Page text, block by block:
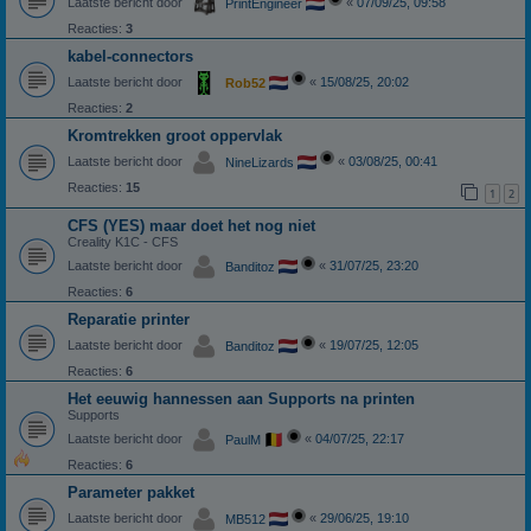
PrintEngineer
Reacties: 3
kabel-connectors
Laatste bericht door Rob52 « 15/08/25, 20:02
Reacties: 2
Kromtrekken groot oppervlak
Laatste bericht door NineLizards « 03/08/25, 00:41
Reacties: 15 1 2
CFS (YES) maar doet het nog niet
Creality K1C - CFS
Laatste bericht door
Banditoz « 31/07/25, 23:20
Reacties: 6
Reparatie printer
Laatste bericht door Banditoz « 19/07/25, 12:05
Reacties: 6
Het eeuwig hannessen aan Supports na printen
Supports
Laatste bericht door
PaulM « 04/07/25, 22:17
Reacties: 6
Parameter pakket
Laatste bericht door MB512 « 29/06/25, 19:10